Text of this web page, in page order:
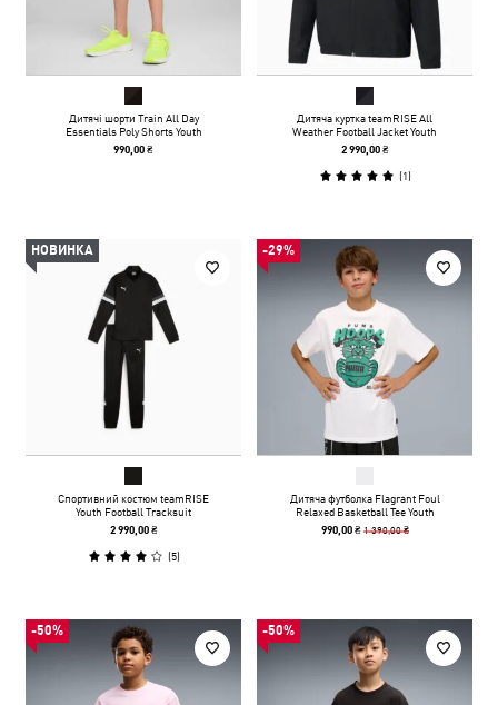
Дитячі шорти Train All Day
Essentials Poly Shorts Youth
990,00 ₴
Дитяча куртка teamRISE All
Weather Football Jacket Youth
2 990,00 ₴
(1)
НОВИНКА
Спортивний костюм teamRISE
Youth Football Tracksuit
2 990,00 ₴
(5)
-29%
Дитяча футболка Flagrant Foul
Relaxed Basketball Tee Youth
990,00 ₴ 1 390,00 ₴
-50% -50%